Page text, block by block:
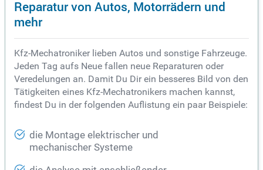
Reparatur von Autos, Motorrädern und
mehr
Kfz-Mechatroniker lieben Autos und sonstige Fahrzeuge.
Jeden Tag aufs Neue fallen neue Reparaturen oder
Veredelungen an. Damit Du Dir ein besseres Bild von den
Tätigkeiten eines Kfz-Mechatronikers machen kannst,
findest Du in der folgenden Auflistung ein paar Beispiele:
die Montage elektrischer und
mechanischer Systeme